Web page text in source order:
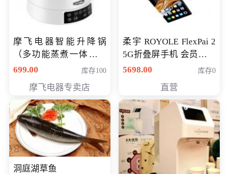
摩飞电器智能升降锅
（多功能蒸煮一体锅）
（智能升降养生锅） 会
699.00 库存100
摩飞电器专卖店
柔宇 ROYOLE FlexPai 2
5G折叠屏手机 会员专享
购买价格 4998元
5698.00 库存0
直营
洞庭湖草鱼